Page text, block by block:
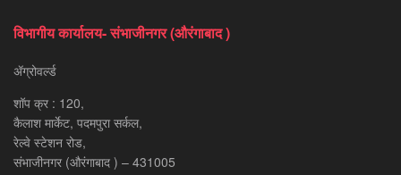
विभागीय कार्यालय- संभाजीनगर (औरंगाबाद )
ॲग्रोवर्ल्ड
शॉप क्र : 120,
कैलाश मार्केट, पदमपुरा सर्कल,
रेल्वे स्टेशन रोड,
संभाजीनगर (औरंगाबाद ) – 431005